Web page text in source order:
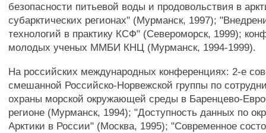
безопасности питьевой воды и продовольствия в
субарктических регионах" (Мурманск, 1997);
технологий в практику КСФ" (Североморск, 1999);
молодых ученых ММБИ КНЦ (Мурманск, 1994-1999).
На российских международных конференциях: 2-е
смешанной Российско-Норвежской группы по
охраны морской окружающей среды в Баренцево-
регионе (Мурманск, 1994); "Доступность данных по
Арктики в России" (Москва, 1995); "Современное